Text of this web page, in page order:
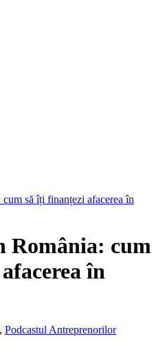
să îți finanțezi afacerea în
România: cum
în
, Podcastul Antreprenorilor